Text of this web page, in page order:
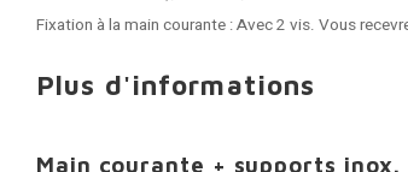
Fixation à la main courante : Avec 2 vis. Vous
Plus d'informations
Main courante + supports inox.